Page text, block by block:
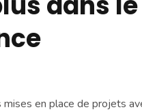
en place de projets